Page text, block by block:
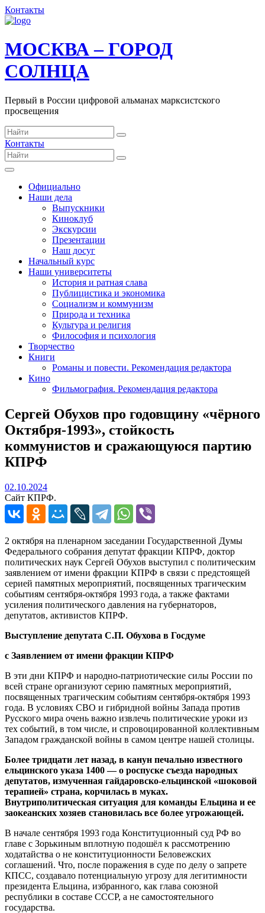
Контакты
МОСКВА – ГОРОД
СОЛНЦА
Первый в России цифровой альманах марксистского
просвещения
Контакты
Официально
Наши дела
Выпускники
Киноклуб
Экскурсии
Презентации
Наш досуг
Начальный курс
Наши университеты
История и ратная слава
Публицистика и экономика
Социализм и коммунизм
Природа и техника
Культура и религия
Философия и психология
Творчество
Книги
Романы и повести. Рекомендация редактора
Кино
Фильмография. Рекомендация редактора
Сергей Обухов про годовщину «чёрного
Октября-1993», стойкость
коммунистов и сражающуюся партию
КПРФ
02.10.202402.10.2024
Сайт КПРФ.
2 октября на пленарном заседании Государственной Думы
Федерального собрания депутат фракции КПРФ, доктор
политических наук Сергей Обухов выступил с политическим
заявлением от имени фракции КПРФ в связи с предстоящей
серией памятных мероприятий, посвященных трагическим
событиям сентября-октября 1993 года, а также фактами
усиления политического давления на губернаторов,
депутатов, активистов КПРФ.
Выступление депутата С.П. Обухова в Госдуме
с Заявлением от имени фракции КПРФ
В эти дни КПРФ и народно-патриотические силы России по
всей стране организуют серию памятных мероприятий,
посвященных трагическим событиям сентября-октября 1993
года. В условиях СВО и гибридной войны Запада против
Русского мира очень важно извлечь политические уроки из
тех событий, в том числе, и спровоцированной коллективным
Западом гражданской войны в самом центре нашей столицы.
Более тридцати лет назад, в канун печально известного
ельцинского указа 1400 — о роспуске съезда народных
депутатов, измученная гайдаровско-ельцинской «шоковой
терапией» страна, корчилась в муках.
Внутриполитическая ситуация для команды Ельцина и ее
заокеанских хозяев становилась все более угрожающей.
В начале сентября 1993 года Конституционный суд РФ во
главе с Зорькиным вплотную подошёл к рассмотрению
ходатайства о не конституционности Беловежских
соглашений. Что, после поражения в суде по делу о запрете
КПСС, создавало потенциальную угрозу для легитимности
президента Ельцина, избранного, как глава союзной
республики в составе СССР, а не самостоятельного
государства.